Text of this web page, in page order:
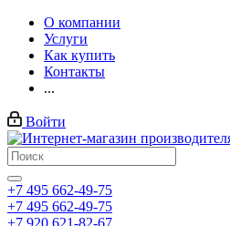
О компании
Услуги
Как купить
Контакты
...
Войти
+7 495 662-49-75
+7 495 662-49-75
+7 920 621-82-67